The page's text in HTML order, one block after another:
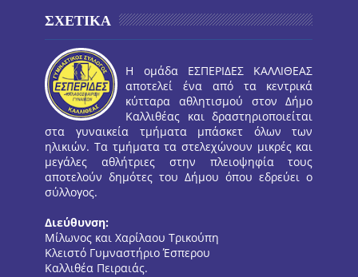
ΣΧΕΤΙΚΑ
Η ομάδα ΕΣΠΕΡΙΔΕΣ ΚΑΛΛΙΘΕΑΣ
αποτελεί ένα από τα κεντρικά
κύτταρα αθλητισμού στον Δήμο
Καλλιθέας και δραστηριοποιείται
στα γυναικεία τμήματα μπάσκετ όλων των
ηλικιών. Τα τμήματα τα στελεχώνουν μικρές και
μεγάλες αθλήτριες στην πλειοψηφία τους
αποτελούν δημότες του Δήμου όπου εδρεύει ο
σύλλογος.
Διεύθυνση:
Μίλωνος και Χαρίλαου Τρικούπη
Κλειστό Γυμναστήριο Έσπερου
Καλλιθέα Πειραιάς.